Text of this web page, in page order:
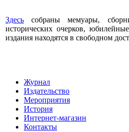
Здесь собраны мемуары,
исторических очерков,
издания находятся в свободном
Журнал
Издательство
Мероприятия
История
Интернет-магазин
Контакты